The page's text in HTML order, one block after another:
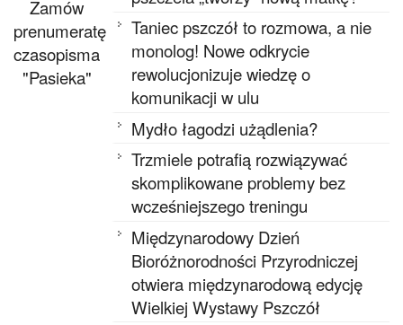
Zamów
prenumeratę
czasopisma
"Pasieka"
Taniec pszczół to rozmowa, a nie
monolog! Nowe odkrycie
rewolucjonizuje wiedzę o
komunikacji w ulu
Mydło łagodzi użądlenia?
Trzmiele potrafią rozwiązywać
skomplikowane problemy bez
wcześniejszego treningu
Międzynarodowy Dzień
Bioróżnorodności Przyrodniczej
otwiera międzynarodową edycję
Wielkiej Wystawy Pszczół